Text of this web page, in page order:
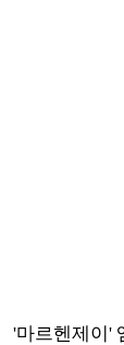
'마르헨제이'